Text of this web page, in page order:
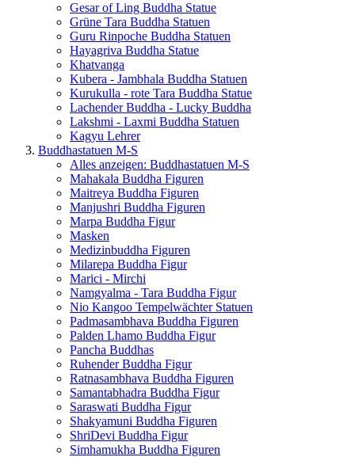
Gesar of Ling Buddha Statue
Grüne Tara Buddha Statuen
Guru Rinpoche Buddha Statuen
Hayagriva Buddha Statue
Khatvanga
Kubera - Jambhala Buddha Statuen
Kurukulla - rote Tara Buddha Statue
Lachender Buddha - Lucky Buddha
Lakshmi - Laxmi Buddha Statuen
Kagyu Lehrer
Buddhastatuen M-S
Alles anzeigen: Buddhastatuen M-S
Mahakala Buddha Figuren
Maitreya Buddha Figuren
Manjushri Buddha Figuren
Marpa Buddha Figur
Masken
Medizinbuddha Figuren
Milarepa Buddha Figur
Marici - Mirchi
Namgyalma - Tara Buddha Figur
Nio Kangoo Tempelwächter Statuen
Padmasambhava Buddha Figuren
Palden Lhamo Buddha Figur
Pancha Buddhas
Ruhender Buddha Figur
Ratnasambhava Buddha Figuren
Samantabhadra Buddha Figur
Saraswati Buddha Figur
Shakyamuni Buddha Figuren
ShriDevi Buddha Figur
Simhamukha Buddha Figuren